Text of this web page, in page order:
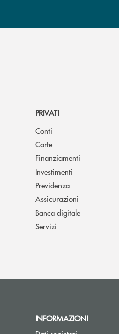
PRIVATI
Conti
Carte
Finanziamenti
Investimenti
Previdenza
Assicurazioni
Banca digitale
Servizi
INFORMAZIONI